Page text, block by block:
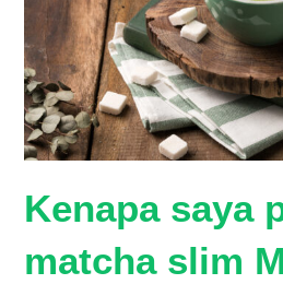
Kenapa saya
matcha slim